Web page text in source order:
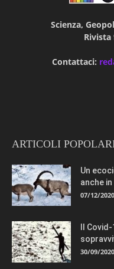
Scienza,
Rivista
Contattaci:
ARTICOLI
Un
anche in
07/12/2020
Il
30/09/2020